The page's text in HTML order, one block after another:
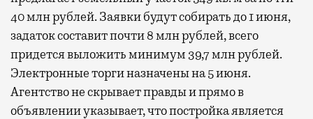
40 млн рублей. Заявки будут собирать до 1 июня,
задаток составит почти 8 млн рублей, всего
придется выложить минимум 39,7 млн рублей.
Электронные торги назначены на 5 июня.
Агентство не скрывает правды и прямо в
объявлении указывает, что постройка является